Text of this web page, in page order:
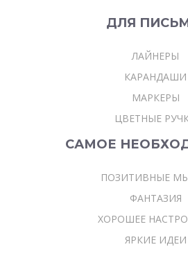
ДЛЯ
ЛАЙНЕРЫ
КАРАНДАШИ
МАРКЕРЫ
ЦВЕТНЫЕ
САМОЕ
ПОЗИТИВНЫЕ
ФАНТАЗИЯ
ХОРОШЕЕ
ЯРКИЕ ИДЕИ